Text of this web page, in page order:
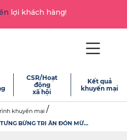
lợi khách hàng!
CSR/Hoạt
động
xã hội
Kết quả
khuyến mại
khuyến mại
BỪNG TRI ÂN ĐÓN MỪ...